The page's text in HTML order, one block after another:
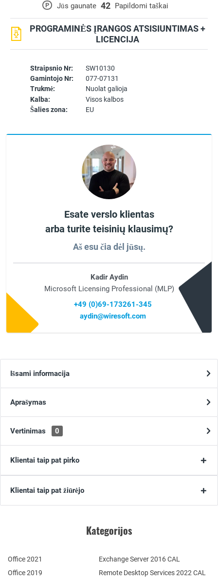
Straipsnio Nr:
SW10130
Gamintojo Nr:
077-07131
Trukmė:
Nuolat galioja
Kalba:
Visos kalbos
Šalies zona:
EU
P Jūs gaunate 42 Papildomi taškai
PROGRAMINĖS ĮRANGOS ATSISIUNTIMAS +
LICENCIJA
Esate verslo klientas
arba turite teisinių klausimų?
Aš esu čia dėl jūsų.
Kadir Aydin
Microsoft Licensing Professional (MLP)
+49 (0)69-173261-345
aydin@wiresoft.com
Išsami informacija
Aprašymas
Vertinimas 0
Klientai taip pat pirko
Klientai taip pat žiūrėjo
Kategorijos
Office 2021
Office 2019
Remote Desktop Services 2022 CAL
Exchange Server 2016 CAL